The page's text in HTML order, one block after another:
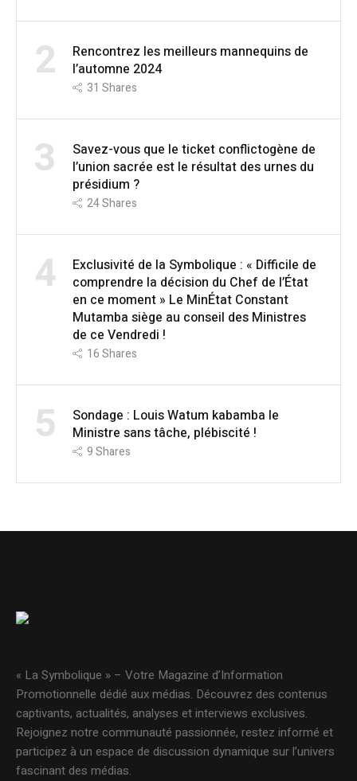
2
Rencontrez les meilleurs mannequins de
l’automne 2024
31 Shares
3
Savez-vous que le ticket conflictogène de
l’union sacrée est le résultat des urnes du
présidium ?
24Shares
4
Exclusivité de la Symbolique : « Difficile de
comprendre la décision du Chef de l’État
en ce moment » Le MinÉtat Constant
Mutamba siège au conseil des Ministres
de ce Vendredi !
16Shares
5
Sondage : Louis Watum kabamba le
Ministre sans tâche, plébiscité !
9Shares
« La Symbolique » – Votre Magazine d’Information
Promotionnelle dédié aux médias. Découvrez des contenus
captivants, actualités, analyses et interviews exclusives.
Rejoignez notre communauté passionnée, restez informé et
participez à un espace de discussion dynamique sur l’univers
fascinant des médias.